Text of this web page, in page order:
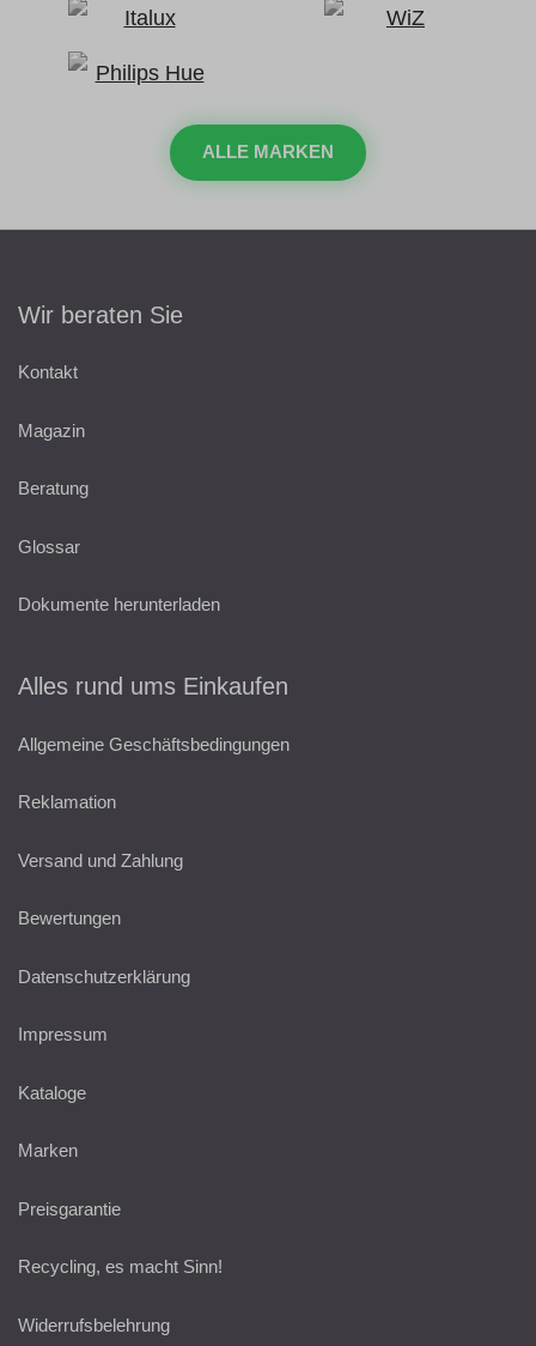
ALLE MARKEN
Wir beraten Sie
Kontakt
Magazin
Beratung
Glossar
Dokumente herunterladen
Alles rund ums Einkaufen
Allgemeine Geschäftsbedingungen
Reklamation
Versand und Zahlung
Bewertungen
Datenschutzerklärung
Impressum
Kataloge
Marken
Preisgarantie
Recycling, es macht Sinn!
Widerrufsbelehrung